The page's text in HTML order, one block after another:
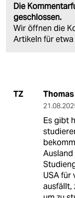
Die
geschlossen.
Wir öffnen die
Artikeln für
TZ
Es gibt
USA für
ausfällt,